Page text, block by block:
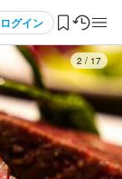
ログイン
3 / 17